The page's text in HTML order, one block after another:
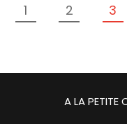
1 2 3
A LA PETITE